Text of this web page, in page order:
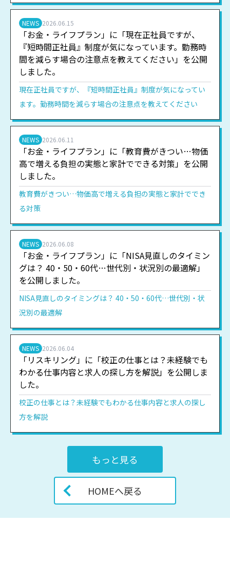
NEWS 2026.06.15
「お金・ライフプラン」に「現在正社員ですが、
『短時間正社員』制度が気になっています。勤務時
間を減らす場合の注意点を教えてください」を公開
しました。
現在正社員ですが、『短時間正社員』制度が気になってい
ます。勤務時間を減らす場合の注意点を教えてください
NEWS 2026.06.11
「お金・ライフプラン」に「教育費がきつい…物価
高で増える負担の実態と家計でできる対策」を公開
しました。
教育費がきつい…物価高で増える負担の実態と家計ででき
る対策
NEWS 2026.06.08
「お金・ライフプラン」に「NISA見直しのタイミン
グは？ 40・50・60代…世代別・状況別の最適解」
を公開しました。
NISA見直しのタイミングは？ 40・50・60代…世代別・状
況別の最適解
NEWS 2026.06.04
「リスキリング」に「校正の仕事とは？未経験でも
わかる仕事内容と求人の探し方を解説」を公開しま
した。
校正の仕事とは？未経験でもわかる仕事内容と求人の探し
方を解説
もっと見る
HOMEへ戻る